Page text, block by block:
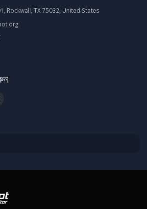
Rockwall, TX 75032, United States